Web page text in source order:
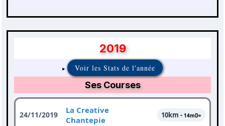
2019
Voir les Stats de l'année
Ses Courses
24/11/2019
La Creative
Chantepie
10km - 14mD+